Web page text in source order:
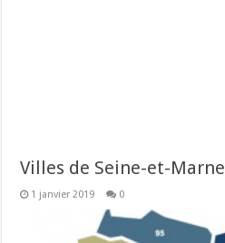
Villes de Seine-et-Marne
1 janvier 2019 0